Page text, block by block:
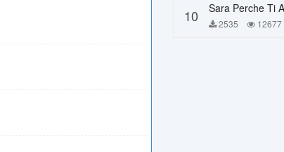
10 2535 12677